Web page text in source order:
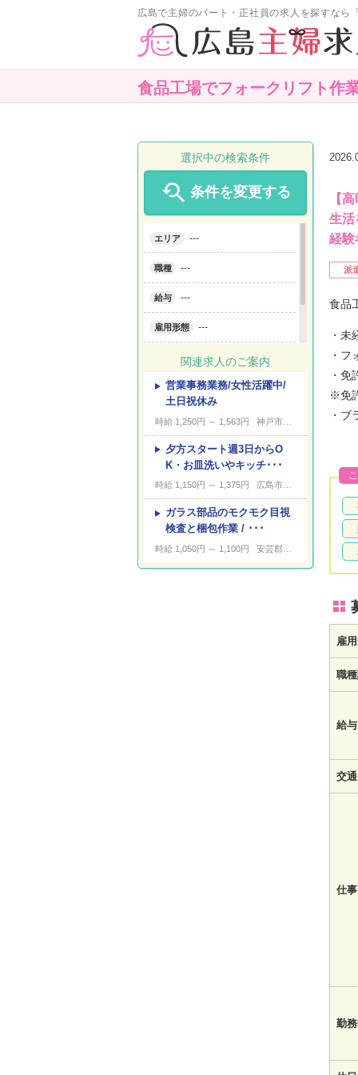
広島で主婦のパート・正社員の求人を探すなら
食品工場でフォークリフト作
【
生活
経験
派
食品
・未
・
・
※免
・ブ
雇
職
給与
交
仕
勤
選択中の検索条件
 条件を変更する
エリア ---
職種 ---
給与 ---
雇用形態 ---
こだわり条件 ---
キーワード ---
関連求人のご案内
営業事務業務/女性活躍中/
土日祝休み
時給 1,250円 ～ 1,563円 神戸市北区赤松台
夕方スタート週3日からO
K・お皿洗いやキッチ･･･
時給 1,150円 ～ 1,375円 広島市中区三川町
ガラス部品のモクモク目視
検査と梱包作業 / ･･･
時給 1,050円 ～ 1,100円 安芸郡坂町亀石山